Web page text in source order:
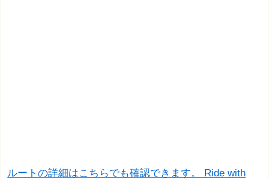
ルートの詳細はこちらでも確認できます。 Ride with